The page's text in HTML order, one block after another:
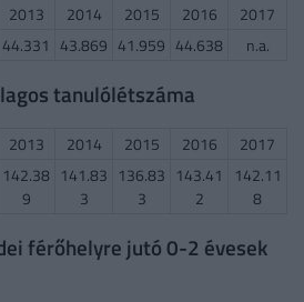
2013 2014 2015 2016
2017
44.331 43.869 41.959 44.638 n.a.
tanulólétszáma
2013 2014 2015 2016
2017
142.38
9
141.83
3
136.83
3
143.41
2
142.11
8
férőhelyre jutó 0-2 évesek